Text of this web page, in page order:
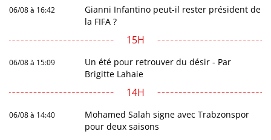
06/08 à 16:42
Gianni Infantino peut-il rester président de
la FIFA ?
15H
06/08 à 15:09
Un été pour retrouver du désir - Par
Brigitte Lahaie
14H
06/08 à 14:40
Mohamed Salah signe avec Trabzonspor
pour deux saisons